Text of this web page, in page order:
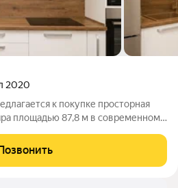
2020
к покупке просторная
площадью 87,8 м в современном
дома 2020 года постройки и